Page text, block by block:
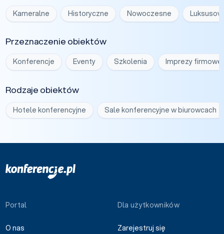
Kameralne Historyczne Nowoczesne
Przeznaczenie obiektów
Konferencje Eventy Szkolenia Imprezy firmowe
Rodzaje obiektów
Hotele konferencyjne Sale konferencyjne w biurowcach
Portal
O nas
Dla użytkowników
Zarejestruj się